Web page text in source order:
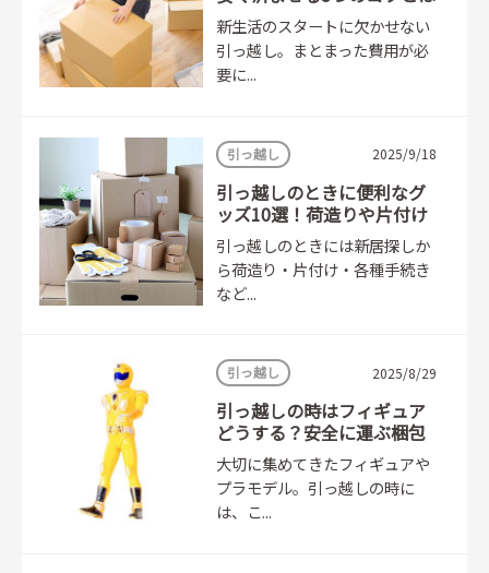
新生活のスタートに欠かせない
引っ越し。まとまった費用が必
要に...
引っ越し 2025/9/18
引っ越しのときに便利なグ
ッズ10選！荷造りや片付け
が簡単に
引っ越しのときには新居探しか
ら荷造り・片付け・各種手続き
など...
引っ越し 2025/8/29
引っ越しの時はフィギュア
どうする？安全に運ぶ梱包
方法とは
大切に集めてきたフィギュアや
プラモデル。引っ越しの時に
は、こ...